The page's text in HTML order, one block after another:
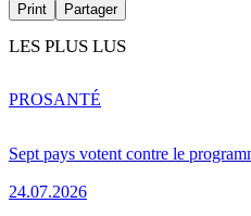
Print Partager
LES PLUS LUS
Sept pays votent contre le
24.07.2026
PROSANTÉ